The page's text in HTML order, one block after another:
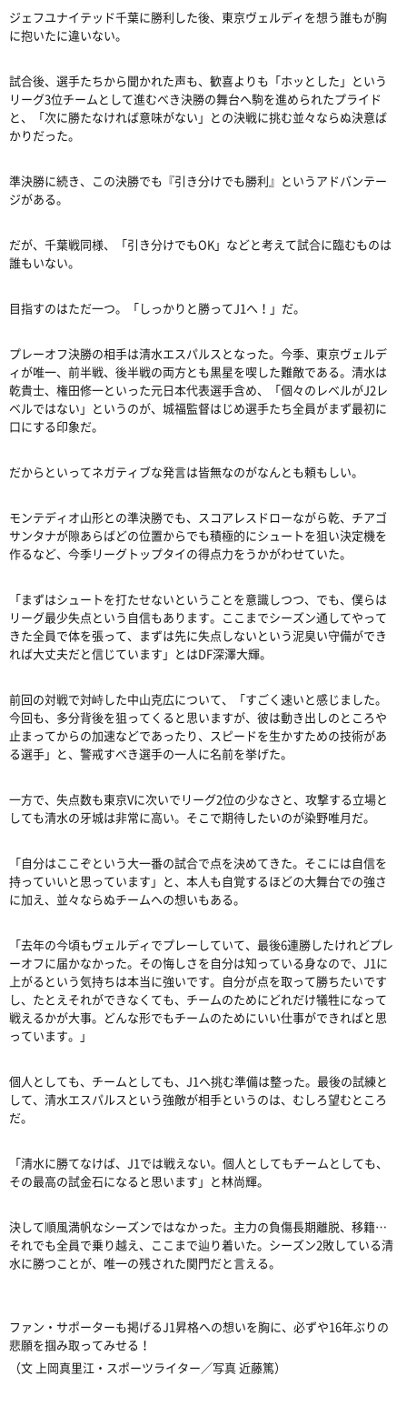
ジェフユナイテッド千葉に勝利した後、東京ヴェルディを想う誰もが胸
に抱いたに違いない。
試合後、選手たちから聞かれた声も、歓喜よりも「ホッとした」という
リーグ3位チームとして進むべき決勝の舞台へ駒を進められたプライド
と、「次に勝たなければ意味がない」との決戦に挑む並々ならぬ決意ば
かりだった。
準決勝に続き、この決勝でも『引き分けでも勝利』というアドバンテー
ジがある。
だが、千葉戦同様、「引き分けでもOK」などと考えて試合に臨むものは
誰もいない。
目指すのはただ一つ。「しっかりと勝ってJ1へ！」だ。
プレーオフ決勝の相手は清水エスパルスとなった。今季、東京ヴェルデ
ィが唯一、前半戦、後半戦の両方とも黒星を喫した難敵である。清水は
乾貴士、権田修一といった元日本代表選手含め、「個々のレベルがJ2レ
ベルではない」というのが、城福監督はじめ選手たち全員がまず最初に
口にする印象だ。
だからといってネガティブな発言は皆無なのがなんとも頼もしい。
モンテディオ山形との準決勝でも、スコアレスドローながら乾、チアゴ
サンタナが隙あらばどの位置からでも積極的にシュートを狙い決定機を
作るなど、今季リーグトップタイの得点力をうかがわせていた。
「まずはシュートを打たせないということを意識しつつ、でも、僕らは
リーグ最少失点という自信もあります。ここまでシーズン通してやって
きた全員で体を張って、まずは先に失点しないという泥臭い守備ができ
れば大丈夫だと信じています」とはDF深澤大輝。
前回の対戦で対峙した中山克広について、「すごく速いと感じました。
今回も、多分背後を狙ってくると思いますが、彼は動き出しのところや
止まってからの加速などであったり、スピードを生かすための技術があ
る選手」と、警戒すべき選手の一人に名前を挙げた。
一方で、失点数も東京Vに次いでリーグ2位の少なさと、攻撃する立場と
しても清水の牙城は非常に高い。そこで期待したいのが染野唯月だ。
「自分はここぞという大一番の試合で点を決めてきた。そこには自信を
持っていいと思っています」と、本人も自覚するほどの大舞台での強さ
に加え、並々ならぬチームへの想いもある。
「去年の今頃もヴェルディでプレーしていて、最後6連勝したけれどプレ
ーオフに届かなかった。その悔しさを自分は知っている身なので、 J1に
上がるという気持ちは本当に強いです。自分が点を取って勝ちたいです
し、たとえそれができなくても、チームのためにどれだけ犠牲になって
戦えるかが大事。どんな形でもチームのためにいい仕事ができればと思
っています。」
個人としても、チームとしても、 J1へ挑む準備は整った。最後の試練と
して、清水エスパルスという強敵が相手というのは、むしろ望むところ
だ。
「清水に勝てなけば、 J1では戦えない。個人としてもチームとしても、
その最高の試金石になると思います」と林尚輝。
決して順風満帆なシーズンではなかった。主力の負傷長期離脱、移籍…
それでも全員で乗り越え、ここまで辿り着いた。シーズン2敗している清
水に勝つことが、唯一の残された関門だと言える。
ファン・サポーターも掲げるJ1昇格への想いを胸に、必ずや16年ぶりの
悲願を掴み取ってみせる！
（文 上岡真里江・スポーツライター／写真 近藤篤）